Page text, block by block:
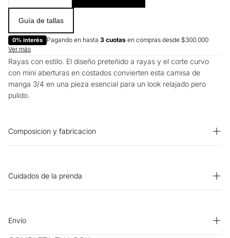
Guía de tallas
0% interés Pagando en hasta 3 cuotas en compras desde $300.000
Ver más
Rayas con estilo. El diseño preteñido a rayas y el corte curvo
con mini aberturas en costados convierten esta camisa de
manga 3/4 en una pieza esencial para un look relajado pero
pulido.
Composicion y fabricacion
Cuidados de la prenda
exprimir. SECADO: No secar en máquina. SECADO: Secado en
Envío